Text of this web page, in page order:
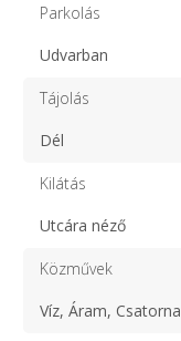
Parkolás
Udvarban
Tájolás
Dél
Kilátás
Utcára néző
Közművek
Víz, Áram, Csatorna